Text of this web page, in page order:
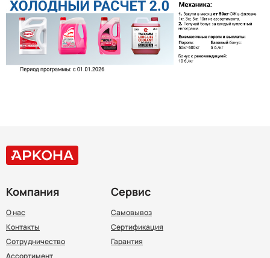
Компания
О нас
Контакты
Сотрудничество
Ассортимент
Сервис
Самовывоз
Сертификация
Гарантия